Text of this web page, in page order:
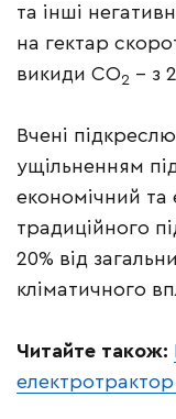
та інші
на гектар
викиди CO2 – з
Вчені
ущільненням
економічний та
традиційного
20% від
кліматичного
Читайте також: